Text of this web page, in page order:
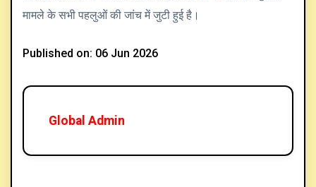
मामले के सभी पहलुओं की जांच में जुटी हुई है।
Published on: 06 Jun 2026
Global Admin